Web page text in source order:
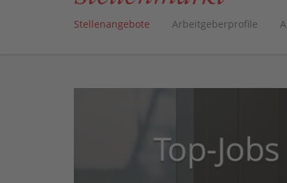
Stellenangebote Arbeitgeberprofile